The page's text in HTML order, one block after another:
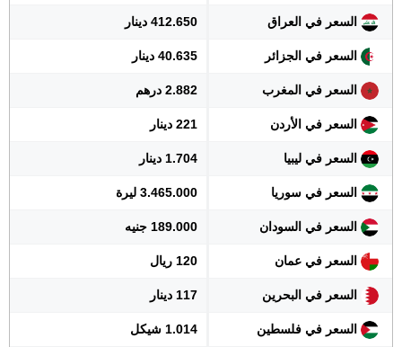
السعر في العراق 412.650 دينار
السعر في الجزائر 40.635 دينار
السعر في المغرب 2.882 درهم
السعر في الأردن 221 دينار
السعر في ليبيا 1.704 دينار
السعر في سوريا 3.465.000 ليرة
السعر في السودان 189.000 جنيه
السعر في عمان 120 ريال
السعر في البحرين 117 دينار
السعر في فلسطين 1.014 شيكل